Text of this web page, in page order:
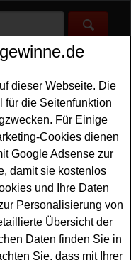
Gewinnspiele>
-
gewinnen
Gewinnspiel
wird. Als
Fuerteventura
dieser Webseite. Die
für die Seitenfunktion
Für Einige
Cookies dienen
Google Adsense zur
damit sie kostenlos
und Ihre Daten
Personalisierung von
Übersicht der
Daten finden Sie in
Sie, dass mit Ihrer